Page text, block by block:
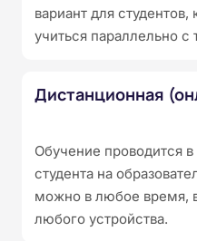
вариант для
учиться параллельно с
Дистанционная
Обучение проводится
студента на
можно в любое время,
любого устройства.